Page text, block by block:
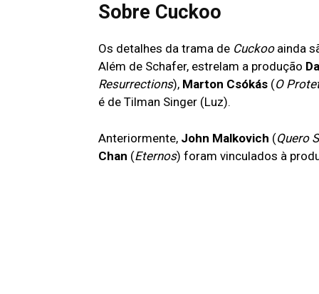
Sobre Cuckoo
Os detalhes da trama de Cuckoo ainda
Além de Schafer, estrelam a produção
Resurrections), Marton Csókás (O
é de Tilman Singer (Luz).
Anteriormente, John Malkovich (Quero
Chan (Eternos) foram vinculados à